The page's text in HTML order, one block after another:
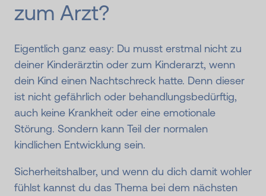
zum Arzt?
Eigentlich ganz easy: Du musst erstmal nicht zu
deiner Kinderärztin oder zum Kinderarzt, wenn
dein Kind einen Nachtschreck hatte. Denn dieser
ist nicht gefährlich oder behandlungsbedürftig,
auch keine Krankheit oder eine emotionale
Störung. Sondern kann Teil der normalen
kindlichen Entwicklung sein.
Sicherheitshalber, und wenn du dich damit wohler
fühlst kannst du das Thema bei dem nächsten